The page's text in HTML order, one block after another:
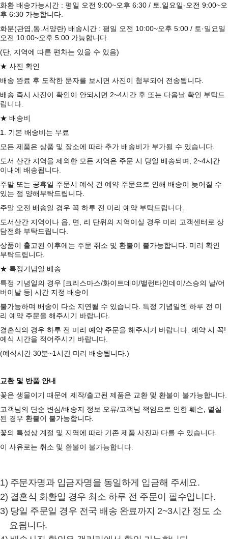
화환 배송가능시간 : 평일 오전 9:00~오후 6:30 / 토.일요일-오전 9:00~오
후 6:30 가능합니다.
화분(관엽,동.서양란) 배송시간 : 평일 오전 10:00~오후 5:00 / 토·일요일
오전 10:00~오후 5:00 가능합니다.
(단, 지역에 따른 편차는 있을 수 있음)
★ 사진 확인
배송 완료 후 도착한 문자를 보시면 사진이 첨부되어 전송됩니다.
배송 즉시 사진이 확인이 안되시면 2~4시간 후 또는 다음날 확인 부탁드
립니다.
★ 배송비
1. 기본 배송비는 무료
모든 제품은 상품 및 장소에 따라 추가 배송비가 부가될 수 있습니다.
도서 산간 지역을 제외한 모든 지역은 주문 시 당일 배송되며, 2~4시간
이내에 배송됩니다.
주말 또는 공휴일 주문시 예식 건 예약 주문으로 인해 배송이 늦어질 수
있는 점 양해부탁드립니다.
주말 오전 배송일 경우 꼭 하루 전 미리 예약 부탁드립니다.
도서산간 지역이나 읍, 면, 리 단위의 지역이실 경우 미리 고객센터로 상
담전화 부탁드립니다.
상품이 출고된 이후에는 주문 취소 및 환불이 불가능합니다. 미리 확인
부탁드립니다.
★ 특정기념일 배송
특정 기념일의 경우 [크리스마스/화이트데이/밸런타인데이/스승의 날/어
버이날 등] 시간 지정 배송이
불가능하며 배송이 다소 지연될 수 있습니다. 특정 기념일엔 하루 전 미
리 예약 주문을 해주시기 바랍니다.
결혼식의 경우 하루 전 미리 예약 주문을 해주시기 바랍니다. 예약 시 꼭!
예식 시간을 적어주시기 바랍니다.
(예식시간 30분~1시간 미리 배송됩니다.)
교환 및 반품 안내
꽃은 생물이기 때문에 제작/출고된 제품은 교환 및 환불이 불가능합니다.
고객님의 단순 변심/배송지 정보 오류/고객님 책임으로 인한 훼손, 멸실
된 경우 환불이 불가능합니다.
꽃의 특성상 계절 및 지역에 따라 기존 제품 사진과 다를 수 있습니다.
이 사유로는 취소 및 환불이 불가능합니다.
1) 주문자명과 입금자명을 동일하게 입금해 주세요.
2) 결혼식 화환일 경우 최소 하루 전 주문이 필수입니다.
3) 당일 주문일 경우 전국 배송 완료까지 2~3시간 정도 소
요됩니다.